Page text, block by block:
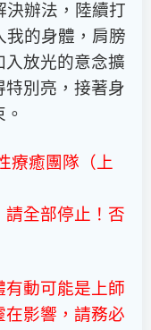
決辦法，陸續打
我的身體，肩膀
放光的意念擴
特別亮，接著身
療癒團隊（上
全部停止！否
有動可能是上師
影響，請務必